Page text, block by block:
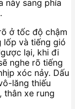
này sang phía
ở tốc độ chậm
lốp và tiếng gió
lại, khi đi
nghe rõ tiếng
xóc nảy. Dấu
lăng thiếu
thân xe rung